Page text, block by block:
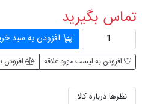
تماس بگیرید
افزودن به سبد
افزودن به لیست مورد علاقه
نظرها درباره کالا